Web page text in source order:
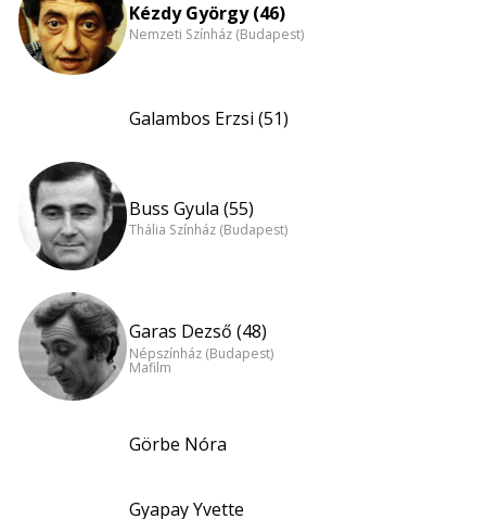
Kézdy György (46)
Nemzeti Színház (Budapest)
Galambos Erzsi (51)
Buss Gyula (55)
Thália Színház (Budapest)
Garas Dezső (48)
Népszínház (Budapest)
Mafilm
Görbe Nóra
Gyapay Yvette